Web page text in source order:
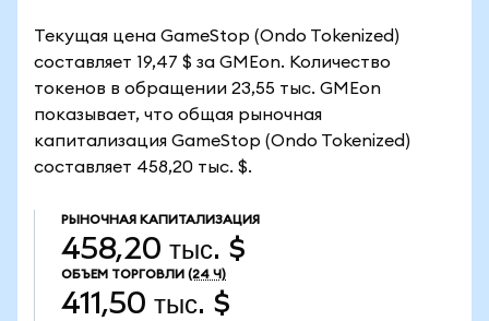
Текущая цена GameStop (Ondo Tokenized)
составляет 19,47 $ за GMEon. Количество
токенов в обращении 23,55 тыс. GMEon
показывает, что общая рыночная
капитализация GameStop (Ondo Tokenized)
составляет 458,20 тыс. $.
РЫНОЧНАЯ КАПИТАЛИЗАЦИЯ
458,20 тыс. $
ОБЪЕМ ТОРГОВЛИ (24 Ч)
411,50 тыс. $